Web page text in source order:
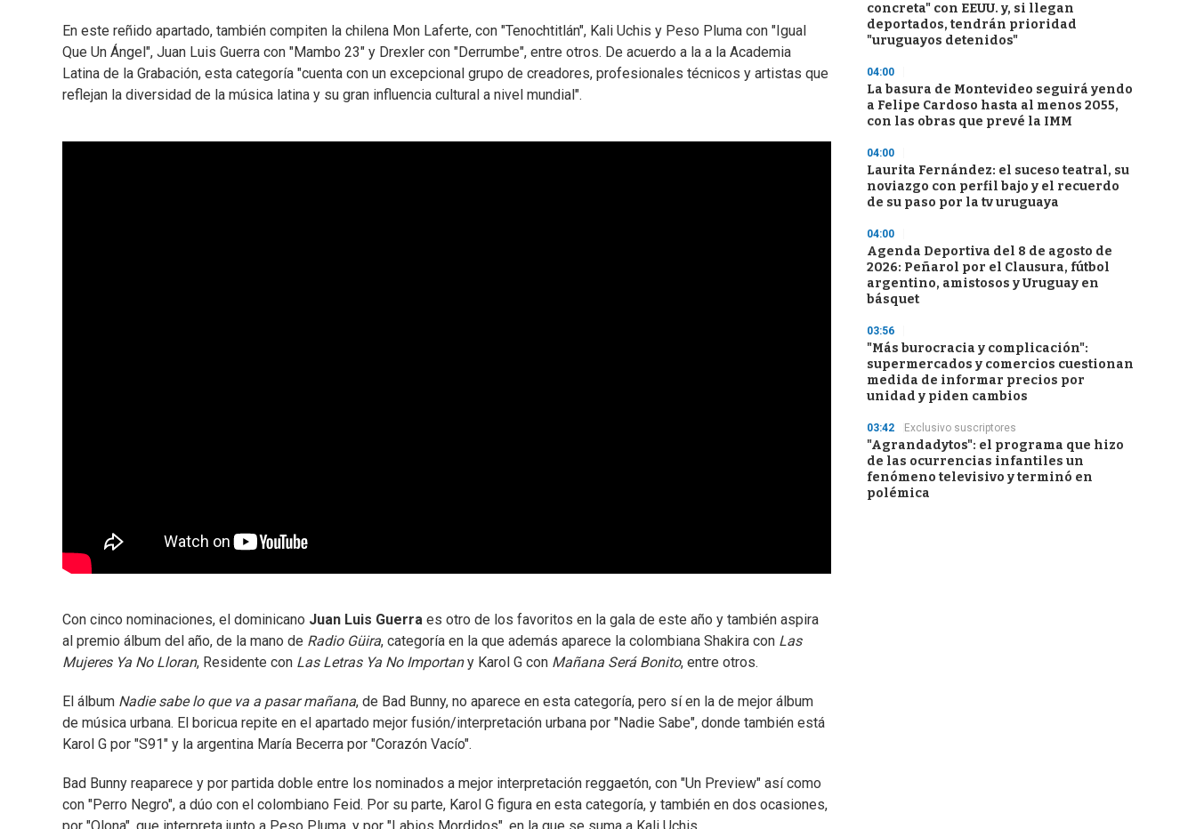
En este reñido apartado, también compiten la chilena Mon Laferte, con "Tenochtitlán", Kali Uchis y Peso Pluma con "Igual
Que Un Ángel", Juan Luis Guerra con "Mambo 23" y Drexler con "Derrumbe", entre otros. De acuerdo a la a la Academia
Latina de la Grabación, esta categoría "cuenta con un excepcional grupo de creadores, profesionales técnicos y artistas que
reflejan la diversidad de la música latina y su gran influencia cultural a nivel mundial".
Con cinco nominaciones, el dominicano Juan Luis Guerra es otro de los favoritos en la gala de este año y también aspira
al premio álbum del año, de la mano de Radio Güira, categoría en la que además aparece la colombiana Shakira con Las
Mujeres Ya No Lloran, Residente con Las Letras Ya No Importany Karol G con Mañana Será Bonito, entre otros.
El álbum Nadie sabe lo que va a pasar mañana, de Bad Bunny, no aparece en esta categoría, pero sí en la de mejor álbum
de música urbana. El boricua repite en el apartado mejor fusión/interpretación urbana por "Nadie Sabe", donde también está
Karol G por "S91" y la argentina María Becerra por "Corazón Vacío".
Bad Bunny reaparece y por partida doble entre los nominados a mejor interpretación reggaetón, con "Un Preview" así como
con "Perro Negro", a dúo con el colombiano Feid. Por su parte, Karol G figura en esta categoría, y también en dos ocasiones,
concreta" con EEUU. y, si llegan
deportados, tendrán prioridad
"uruguayos detenidos"
04:00
La basura de Montevideo seguirá yendo
a Felipe Cardoso hasta al menos 2055,
con las obras que prevé la IMM
04:00
Laurita Fernández: el suceso teatral, su
noviazgo con perfil bajo y el recuerdo
de su paso por la tv uruguaya
04:00
Agenda Deportiva del 8 de agosto de
2026: Peñarol por el Clausura, fútbol
argentino, amistosos y Uruguay en
básquet
03:56
"Más burocracia y complicación":
supermercados y comercios cuestionan
medida de informar precios por
unidad y piden cambios
03:42 Exclusivo suscriptores
"Agrandadytos": el programa que hizo
de las ocurrencias infantiles un
fenómeno televisivo y terminó en
polémica